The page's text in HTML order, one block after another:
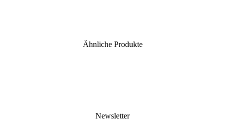
Ähnliche Produkte
Newsletter